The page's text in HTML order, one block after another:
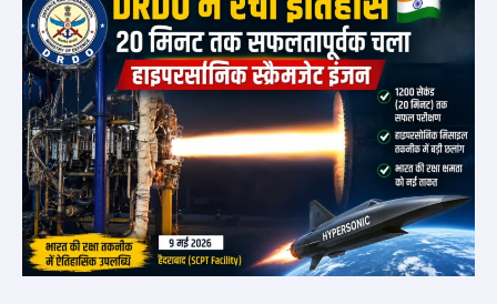
हैदराबाद
में
20
मिनट
तक
गूंजी
स्वदेशी
स्क्रैमजेट
इंजन